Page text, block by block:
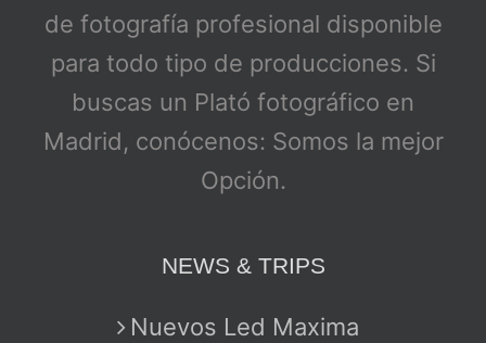
de fotografía profesional disponible
para todo tipo de producciones. Si
buscas un Plató fotográfico en
Madrid, conócenos: Somos la mejor
Opción.
NEWS & TRIPS
Nuevos Led Maxima